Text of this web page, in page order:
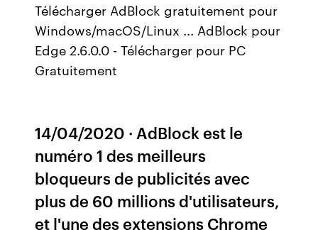
Télécharger AdBlock gratuitement pour
Windows/macOS/Linux ... AdBlock pour
Edge 2.6.0.0 - Télécharger pour PC
Gratuitement
14/04/2020 · AdBlock est le
numéro 1 des meilleurs
bloqueurs de publicités avec
plus de 60 millions d'utilisateurs,
et l'une des extensions Chrome